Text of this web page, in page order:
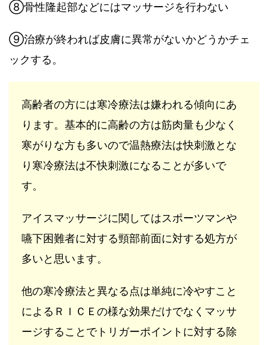
⑧骨性隆起部などにはマッサージを行わない
⑨治療が終われば皮膚に異常がないかどうかチェ
ックする。
高齢者の方には寒冷療法は嫌われる傾向にあ
ります。基本的に高齢の方は筋肉量も少なく
寒がりな方も多いので温熱療法は快刺激とな
り寒冷療法は不快刺激になることが多いで
す。
アイスマッサージに関してはスポーツマンや
嚥下困難者に対する頸部前面に対する処方が
多いと思います。
他の寒冷療法と異なる点は単純に冷やすこと
によるＲＩＣＥの様な効果だけでなくマッサ
ージすることでトリガーポイントに対する除